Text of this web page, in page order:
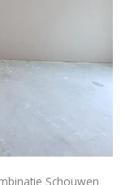
Schouwen